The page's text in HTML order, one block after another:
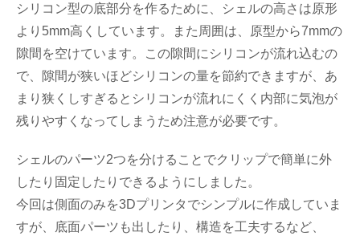
シリコン型の底部分を作るために、シェルの高さは原形
より5mm高くしています。また周囲は、原型から7mmの
隙間を空けています。この隙間にシリコンが流れ込むの
で、隙間が狭いほどシリコンの量を節約できますが、あ
まり狭くしすぎるとシリコンが流れにくく内部に気泡が
残りやすくなってしまうため注意が必要です。
シェルのパーツ2つを分けることでクリップで簡単に外
したり固定したりできるようにしました。
今回は側面のみを3Dプリンタでシンプルに作成していま
すが、底面パーツも出したり、構造を工夫するなど、